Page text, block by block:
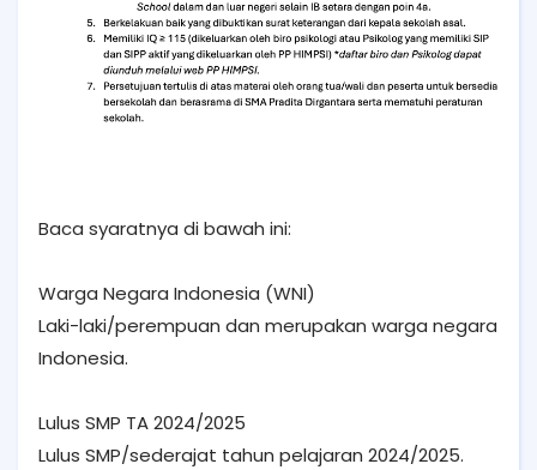
Baca syaratnya di bawah ini:
Warga Negara Indonesia (WNI)
Laki-laki/perempuan dan merupakan warga negara
Indonesia.
Lulus SMP TA 2024/2025
Lulus SMP/sederajat tahun pelajaran 2024/2025.